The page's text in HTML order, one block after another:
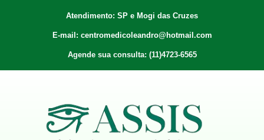
Atendimento: SP e Mogi das Cruzes
E-mail: centromedicoleandro@hotmail.com
Agende sua consulta: (11)4723-6565